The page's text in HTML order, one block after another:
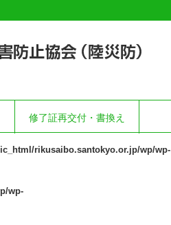
修了証再交付・書換え
rikusaibo.santokyo.or.jp/wp/wp-
wp-